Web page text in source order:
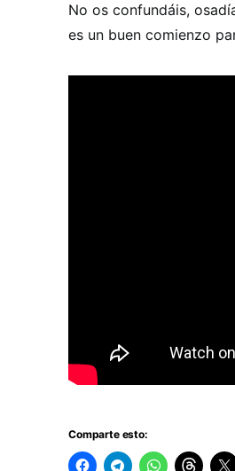
No os confundáis,
es un buen comienzo
Comparte esto: